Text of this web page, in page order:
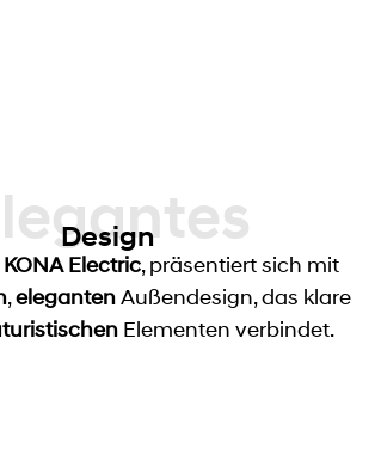
Elegantes
Design
Electric, präsentiert sich mit
,elegantenAußendesign, das klare
Elementen verbindet.